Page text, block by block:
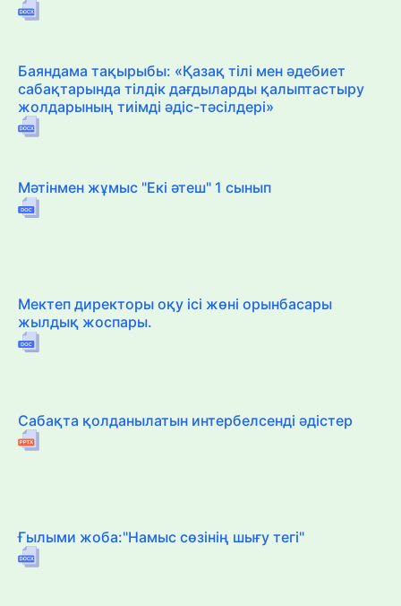
Баяндама тақырыбы: «Қазақ тілі мен әдебиет
сабақтарында тілдік дағдыларды қалыптастыру
жолдарының тиімді әдіс-тәсілдері»
Мәтінмен жұмыс "Екі әтеш" 1 сынып
Мектеп директоры оқу ісі жөні орынбасары
жылдық жоспары.
Сабақта қолданылатын интербелсенді әдістер
Ғылыми жоба:"Намыс сөзінің шығу тегі"